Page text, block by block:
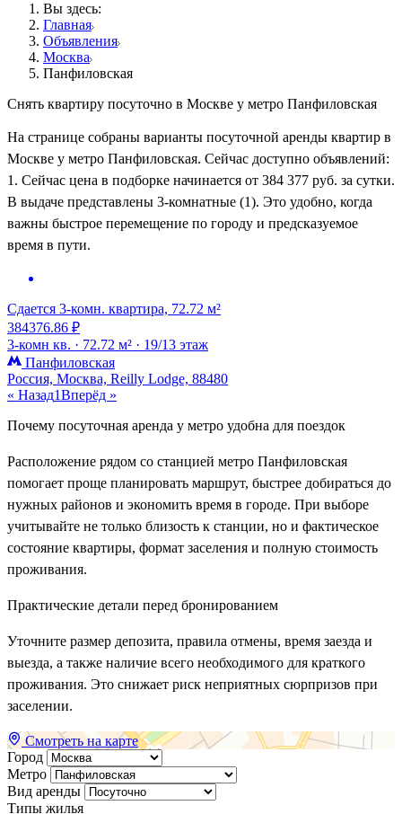
Вы здесь:
Главная
Объявления
Москва
Панфиловская
Снять квартиру посуточно в Москве у метро Панфиловская
На странице собраны варианты посуточной аренды квартир в
Москве у метро Панфиловская. Сейчас доступно объявлений:
1. Сейчас цена в подборке начинается от 384 377 руб. за сутки.
В выдаче представлены 3-комнатные (1). Это удобно, когда
важны быстрое перемещение по городу и предсказуемое
время в пути.
Сдается 3-комн. квартира, 72.72 м²
384376.86 ₽
3-комн кв. · 72.72 м² · 19/13 этаж
Панфиловская
Россия, Москва, Reilly Lodge, 88480
« Назад1Вперёд »
Почему посуточная аренда у метро удобна для поездок
Расположение рядом со станцией метро Панфиловская
помогает проще планировать маршрут, быстрее добираться до
нужных районов и экономить время в городе. При выборе
учитывайте не только близость к станции, но и фактическое
состояние квартиры, формат заселения и полную стоимость
проживания.
Практические детали перед бронированием
Уточните размер депозита, правила отмены, время заезда и
выезда, а также наличие всего необходимого для краткого
проживания. Это снижает риск неприятных сюрпризов при
заселении.
Смотреть на карте
Город
Метро
Вид аренды
Типы жилья